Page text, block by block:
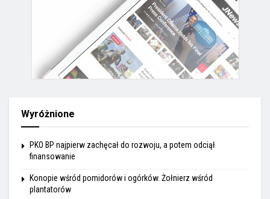
Wyróżnione
PKO BP najpierw zachęcał do rozwoju, a potem odciął
finansowanie
Konopie wśród pomidorów i ogórków. Żołnierz wśród
plantatorów